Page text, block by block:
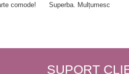
comode!
Superba. Mulțumesc
SUPORT